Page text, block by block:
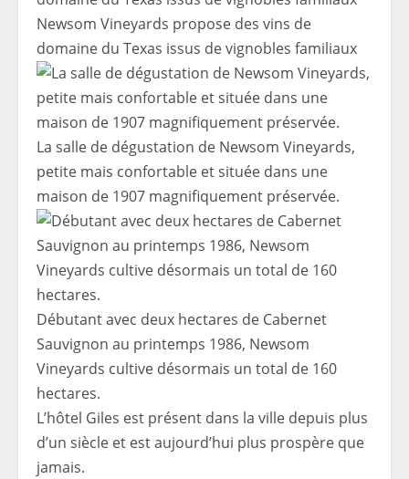
Newsom Vineyards propose des vins de
domaine du Texas issus de vignobles familiaux
La salle de dégustation de Newsom Vineyards,
petite mais confortable et située dans une
maison de 1907 magnifiquement préservée.
Débutant avec deux hectares de Cabernet
Sauvignon au printemps 1986, Newsom
Vineyards cultive désormais un total de 160
hectares.
L’hôtel Giles est présent dans la ville depuis plus
d’un siècle et est aujourd’hui plus prospère que
jamais.